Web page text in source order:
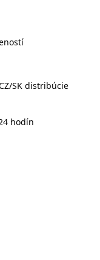
SK distribúcie
hodín